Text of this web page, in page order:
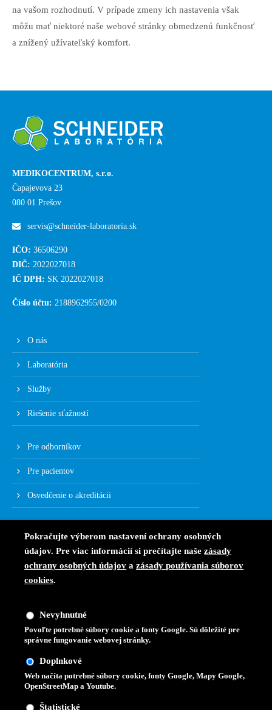
na vašom rozhodnutí. V prípade zmeny ich nastavenia však
môžu mať niektoré naše webové stránky obmedzenú funkčnosť
a znížený užívateľský komfort.
MEDIKOCENTRUM, s.r.o.
Čapajevova 23
080 01 Prešov
servis@schneider-laboratoria.sk
IČO: 36506290
DIČ: 2022027018
IČ DPH: SK 2022027018
Číslo účtu: 2188962955/0200
O nás
Laboratória
Služby
Riešenie sťažností
Pre odborníkov
Pre pacientov
Osvedčenie o akreditácii
Pokračujte výberom nastavení ochrany osobných
údajov. Pre viac informácií si prečítajte našezásady
ochrany osobných údajov azásady používania súborov
cookies.
Nevyhnutné
Povoľte potrebné súbory cookie a fonty Google. Sú dôležité pre
správne fungovanie webovej stránky.
Doplnkové
Web načíta potrebné súbory cookie, fonty Google, Mapy Google,
OpenStreetMap a Youtube.
Štatistické